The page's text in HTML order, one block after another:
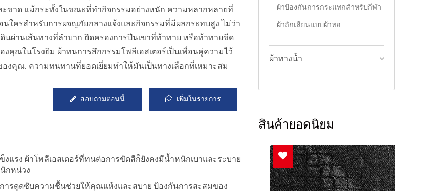
ะขาด แม้กระทั้งในขณะที่ทำกิจกรรมอย่างหนัก ความหลากหลายที่
นใครสำหรับการผจญภัยกลางแจ้งและกิจกรรมที่มีผลกระทบสูง ไม่ว่า
นผ่านเส้นทางที่ลำบาก ยึดครองการปีนเขาที่ท้าทาย หรือท้าทายขีด
งคุณในโรงยิม ผ้าทนการสึกกรรมโพลีเอสเตอร์เป็นเพื่อนคู่ความไว้
องคุณ. ความทนทานที่ยอดเยี่ยมทำให้มันเป็นทางเลือกที่เหมาะสม
เพิ่มในรายการ
สอบถามตอนนี้
แรง ผ้าโพลีเอสเตอร์ที่ทนต่อการขัดสีก็ยังคงมีน้ำหนักเบาและระบาย
กหน่วง
รดูดซับความชื้นช่วยให้คุณแห้งและสบาย ป้องกันการสะสมของ
ผ้าป้องกันการกระแทกสำหรับกีฬา
ผ้าถักเลียนแบบผ้าทอ
ผ้าทางน้ำ
สินค้ายอดนิยม